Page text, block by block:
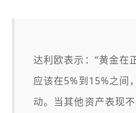
达利欧表示：“黄金在
应该在5%到15%之间
动。当其他资产表现